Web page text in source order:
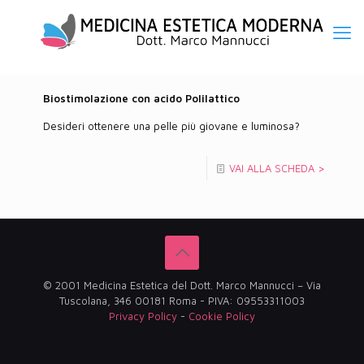
Biostimolazione con acido Polilattico
Desideri ottenere una pelle più giovane e luminosa?
VAI ALLA SCHEDA >
© 2001 Medicina Estetica del Dott. Marco Mannucci – Via
Tuscolana, 346 00181 Roma - PIVA: 09553311003
Privacy Policy - Cookie Policy